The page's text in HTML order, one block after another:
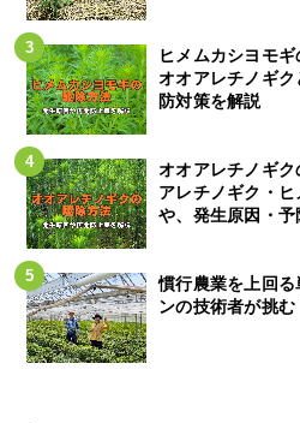
ヒメムカシヨモギ
オオアレチノギ
防対策を解説
オオアレチノギク
アレチノギク・
や、発生原因・
慣行農業を上回
ンの技術者が挑む